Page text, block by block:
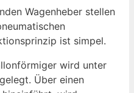
Wagenheber stellen
ist simpel.
wird unter
Über einen